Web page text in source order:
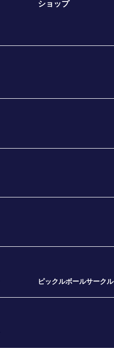
ショップ
ピックルボールサークル